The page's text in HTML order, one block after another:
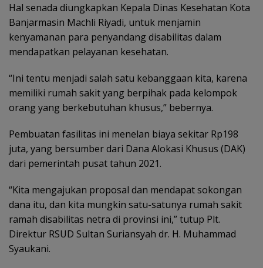
Hal senada diungkapkan Kepala Dinas Kesehatan Kota
Banjarmasin Machli Riyadi, untuk menjamin
kenyamanan para penyandang disabilitas dalam
mendapatkan pelayanan kesehatan.
“Ini tentu menjadi salah satu kebanggaan kita, karena
memiliki rumah sakit yang berpihak pada kelompok
orang yang berkebutuhan khusus,” bebernya.
Pembuatan fasilitas ini menelan biaya sekitar Rp198
juta, yang bersumber dari Dana Alokasi Khusus (DAK)
dari pemerintah pusat tahun 2021.
“Kita mengajukan proposal dan mendapat sokongan
dana itu, dan kita mungkin satu-satunya rumah sakit
ramah disabilitas netra di provinsi ini,” tutup Plt.
Direktur RSUD Sultan Suriansyah dr. H. Muhammad
Syaukani.